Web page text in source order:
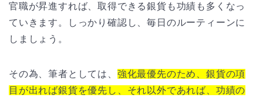
官職が昇進すれば、取得できる銀貨も功績も多くなっ
ていきます。しっかり確認し、毎日のルーティーンに
しましょう。
その為、筆者としては、 強化最優先のため、銀貨の項
目が出れば銀貨を優先し、それ以外であれば、功績の